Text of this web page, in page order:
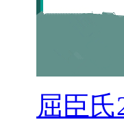
屈臣